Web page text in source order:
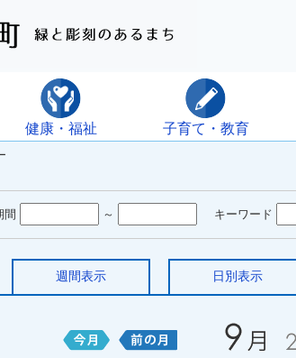
健康・福祉 子育て・教育
間 ～ キーワード
週間表示 日別表示